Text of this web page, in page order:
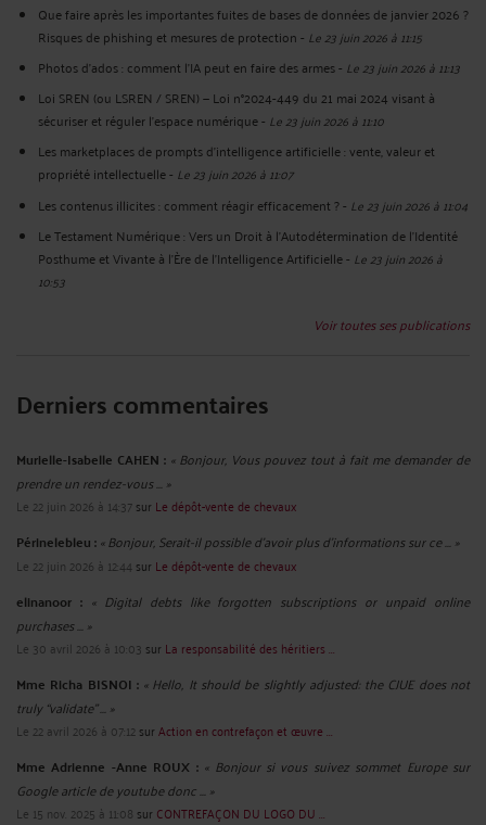
Que faire après les importantes fuites de bases de données de janvier 2026 ?
Risques de phishing et mesures de protection- Le 23 juin 2026 à 11:15
Photos d’ados : comment l’IA peut en faire des armes- Le 23 juin 2026 à 11:13
Loi SREN (ou LSREN / SREN) — Loi n°2024-449 du 21 mai 2024 visant à
sécuriser et réguler l’espace numérique- Le 23 juin 2026 à 11:10
Les marketplaces de prompts d’intelligence artificielle : vente, valeur et
propriété intellectuelle- Le 23 juin 2026 à 11:07
Les contenus illicites : comment réagir efficacement ?- Le 23 juin 2026 à 11:04
Le Testament Numérique : Vers un Droit à l'Autodétermination de l'Identité
Posthume et Vivante à l'Ère de l'Intelligence Artificielle- Le 23 juin 2026 à
10:53
Voir toutes ses publications
Derniers commentaires
Murielle-Isabelle CAHEN : « Bonjour, Vous pouvez tout à fait me demander de
prendre un rendez-vous ... »
Le 22 juin 2026 à 14:37sur Le dépôt-vente de chevaux
Périnelebleu :« Bonjour, Serait-il possible d'avoir plus d'informations sur ce ... »
Le 22 juin 2026 à 12:44 sur Le dépôt-vente de chevaux
elinanoor : « Digital debts like forgotten subscriptions or unpaid online
purchases ... »
Le 30 avril 2026 à 10:03 sur La responsabilité des héritiers ...
Mme Richa BISNOI : « Hello, It should be slightly adjusted: the CJUE does not
truly “validate” ... »
Le 22 avril 2026 à 07:12surAction en contrefaçon et œuvre ...
Mme Adrienne -Anne ROUX : « Bonjour si vous suivez sommet Europe sur
Google article de youtube donc ... »
Le 15 nov. 2025 à 11:08 sur CONTREFAÇON DU LOGO DU ...